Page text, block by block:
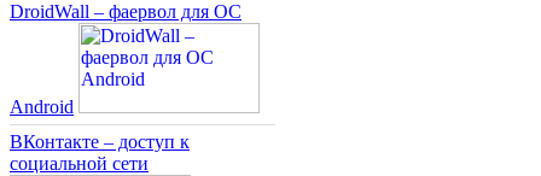
DroidWall – фаервол для ОС
Android
ВКонтакте – доступ к
социальной сети